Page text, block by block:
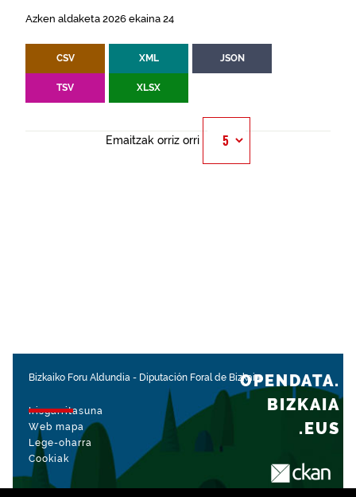
Azken aldaketa 2026 ekaina 24
CSV XML JSON
TSV XLSX
Emaitzak orriz orri
Bizkaiko Foru Aldundia - Diputación Foral de Bizkaia
Irisgarritasuna
Web mapa
Lege-oharra
Cookiak
OPENDATA.
BIZKAIA
.EUS